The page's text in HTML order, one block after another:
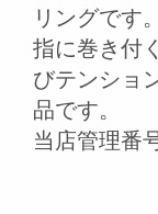
リングです。
指に巻き付
びテンショ
品です。
当店管理番